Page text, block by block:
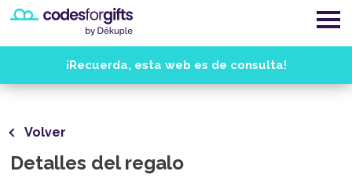
¡Recuerda, esta web es de consulta!
Volver
Detalles del regalo